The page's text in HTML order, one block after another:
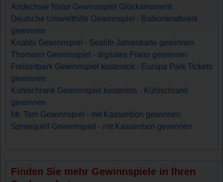
Andechser Natur Gewinnspiel Glücksmoment
Deutsche Umwelthilfe Gewinnspiel - Balkonkraftwerk
gewinnen
Knabbi Gewinnspiel - Sealife Jahreskarte gewinnen
Thomann Gewinnspiel - digitales Piano gewinnen
Freizeitpark Gewinnspiel kostenlos - Europa Park Tickets
gewinnen
Kühlschrank Gewinnspiel kostenlos - Kühlschrank
gewinnen
Mr. Tom Gewinnspiel - mit Kassenbon gewinnen
Spreequell Gewinnspiel - mit Kassenbon gewinnen
Finden Sie mehr Gewinnspiele in Ihren